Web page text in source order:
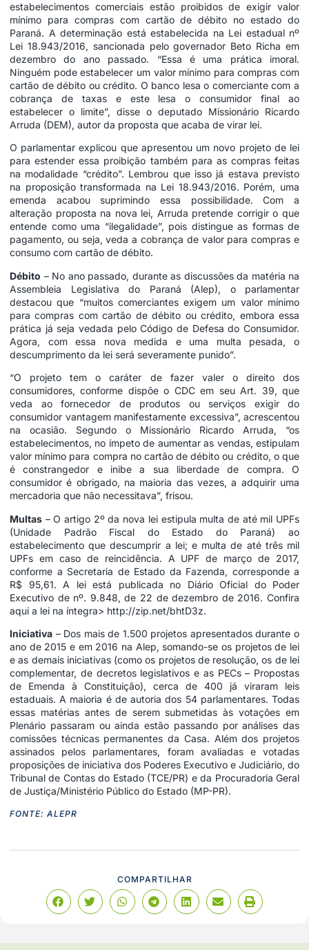
estabelecimentos comerciais estão proibidos de exigir valor
mínimo para compras com cartão de débito no estado do
Paraná. A determinação está estabelecida na Lei estadual nº
Lei 18.943/2016, sancionada pelo governador Beto Richa em
dezembro do ano passado. “Essa é uma prática imoral.
Ninguém pode estabelecer um valor mínimo para compras com
cartão de débito ou crédito. O banco lesa o comerciante com a
cobrança de taxas e este lesa o consumidor final ao
estabelecer o limite”, disse o deputado Missionário Ricardo
Arruda (DEM), autor da proposta que acaba de virar lei.
O parlamentar explicou que apresentou um novo projeto de lei
para estender essa proibição também para as compras feitas
na modalidade “crédito”. Lembrou que isso já estava previsto
na proposição transformada na Lei 18.943/2016. Porém, uma
emenda acabou suprimindo essa possibilidade. Com a
alteração proposta na nova lei, Arruda pretende corrigir o que
entende como uma “ilegalidade”, pois distingue as formas de
pagamento, ou seja, veda a cobrança de valor para compras e
consumo com cartão de débito.
Débito – No ano passado, durante as discussões da matéria na
Assembleia Legislativa do Paraná (Alep), o parlamentar
destacou que “muitos comerciantes exigem um valor mínimo
para compras com cartão de débito ou crédito, embora essa
prática já seja vedada pelo Código de Defesa do Consumidor.
Agora, com essa nova medida e uma multa pesada, o
descumprimento da lei será severamente punido”.
“O projeto tem o caráter de fazer valer o direito dos
consumidores, conforme dispõe o CDC em seu Art. 39, que
veda ao fornecedor de produtos ou serviços exigir do
consumidor vantagem manifestamente excessiva”, acrescentou
na ocasião. Segundo o Missionário Ricardo Arruda, “os
estabelecimentos, no ímpeto de aumentar as vendas, estipulam
valor mínimo para compra no cartão de débito ou crédito, o que
é constrangedor e inibe a sua liberdade de compra. O
consumidor é obrigado, na maioria das vezes, a adquirir uma
mercadoria que não necessitava”, frisou.
Multas – O artigo 2º da nova lei estipula multa de até mil UPFs
(Unidade Padrão Fiscal do Estado do Paraná) ao
estabelecimento que descumprir a lei; e multa de até três mil
UPFs em caso de reincidência. A UPF de março de 2017,
conforme a Secretaria de Estado da Fazenda, corresponde a
R$ 95,61. A lei está publicada no Diário Oficial do Poder
Executivo de nº. 9.848, de 22 de dezembro de 2016. Confira
aqui a lei na íntegra> http://zip.net/bhtD3z.
Iniciativa – Dos mais de 1.500 projetos apresentados durante o
ano de 2015 e em 2016 na Alep, somando-se os projetos de lei
e as demais iniciativas (como os projetos de resolução, os de lei
complementar, de decretos legislativos e as PECs – Propostas
de Emenda à Constituição), cerca de 400 já viraram leis
estaduais. A maioria é de autoria dos 54 parlamentares. Todas
essas matérias antes de serem submetidas às votações em
Plenário passaram ou ainda estão passando por análises das
comissões técnicas permanentes da Casa. Além dos projetos
assinados pelos parlamentares, foram avaliadas e votadas
proposições de iniciativa dos Poderes Executivo e Judiciário, do
Tribunal de Contasdo Estado (TCE/PR) e da Procuradoria Geral
de Justiça/Ministério Público do Estado (MP-PR).
FONTE: ALEPR
COMPARTILHAR